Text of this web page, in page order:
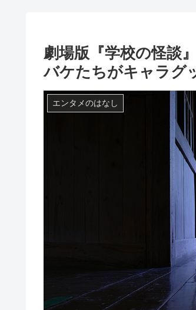
劇場版『学校の怪談
バケたちがキャラグ
エンタメのはなし